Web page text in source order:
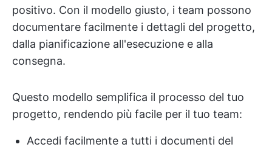
positivo. Con il modello giusto, i team possono
documentare facilmente i dettagli del progetto,
dalla pianificazione all'esecuzione e alla
consegna.
Questo modello semplifica il processo del tuo
progetto, rendendo più facile per il tuo team:
Accedi facilmente a tutti i documenti del